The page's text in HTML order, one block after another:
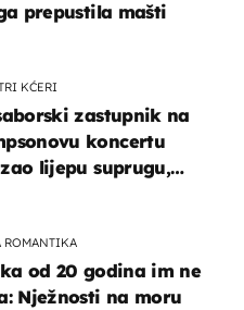
prepustila mašti
KĆERI
zastupnik na
koncertu
lijepu suprugu,
ROMANTIKA
od 20 godina im ne
Nježnosti na moru